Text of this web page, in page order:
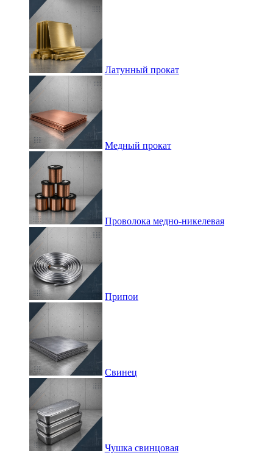
Латунный прокат
Медный прокат
Проволока медно-никелевая
Припои
Свинец
Чушка свинцовая